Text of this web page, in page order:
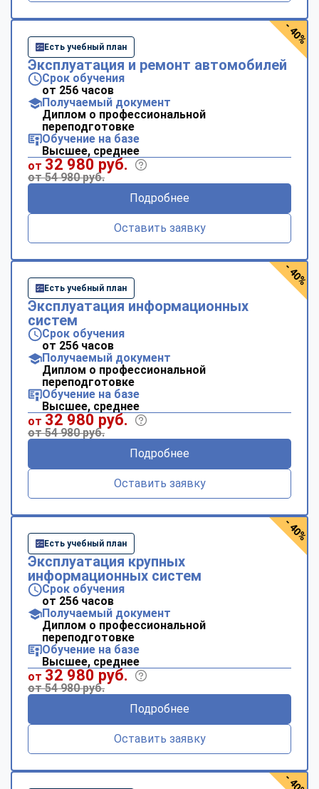
Есть учебный план
Эксплуатация и ремонт автомобилей
Срок обучения
от 256 часов
Получаемый документ
Диплом о профессиональной
переподготовке
Обучение на базе
Высшее, среднее
от 32 980 руб.
от 54 980 руб.
Подробнее
Оставить заявку
- 40%
Есть учебный план
Эксплуатация информационных
систем
Срок обучения
от 256 часов
Получаемый документ
Диплом о профессиональной
переподготовке
Обучение на базе
Высшее, среднее
от 32 980 руб.
от 54 980 руб.
Подробнее
Оставить заявку
- 40%
Есть учебный план
Эксплуатация крупных
информационных систем
Срок обучения
от 256 часов
Получаемый документ
Диплом о профессиональной
переподготовке
Обучение на базе
Высшее, среднее
от 32 980 руб.
от 54 980 руб.
Подробнее
Оставить заявку
- 40%